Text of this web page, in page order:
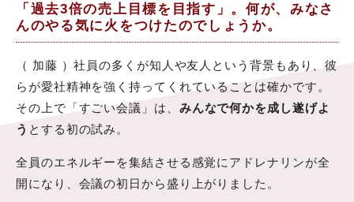
「過去3倍の売上目標を目指す」。何が、みなさ
んのやる気に火をつけたのでしょうか。
（ 加藤 ）社員の多くが知人や友人という背景もあり、彼
らが愛社精神を強く持ってくれていることは確かです。
その上で「すごい会議」は、 みんなで何かを成し遂げよ
う とする初の試み。
全員のエネルギーを集結させる感覚にアドレナリンが全
開になり、会議の初日から盛り上がりました。